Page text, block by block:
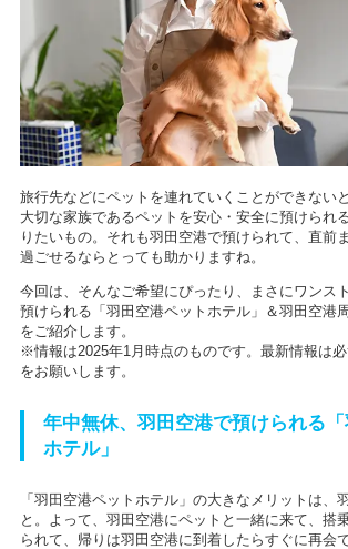
旅行先などにペットを連れていくことができない
大切な家族であるペットを安心・安全に預けられ
りたいもの。それも羽田空港で預けられて、直前
過ごせるならとっても助かりますね。
今回は、そんなご希望にぴったり、まさにワンス
預けられる「羽田空港ペットホテル」＆羽田空港
をご紹介します。
※情報は2025年1月時点のものです。最新情報は
をお願いします。
年中無休、羽田空港で預けられる
ホテル」
「羽田空港ペットホテル」の大きなメリットは、
と。よって、羽田空港にペットと一緒に来て、搭
られて、帰りは羽田空港に到着したらすぐに再会